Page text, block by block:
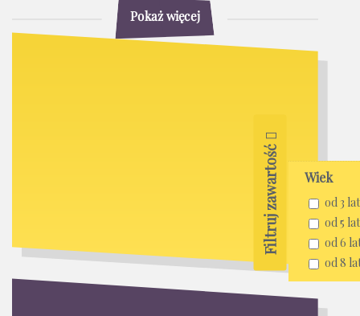
Pokaż więcej
Filtruj zawartość Wiek
od 3 lat
od 5 lat
od 6
od 8